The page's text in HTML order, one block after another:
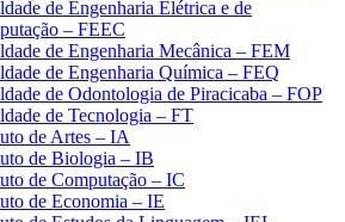
de Engenharia Elétrica e de
– FEEC
de Engenharia Mecânica – FEM
de Engenharia Química – FEQ
de Odontologia de Piracicaba – FOP
de Tecnologia – FT
de Artes – IA
de Biologia – IB
de Computação – IC
de Economia – IE